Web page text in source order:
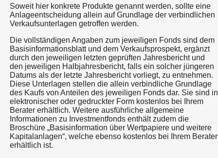
Soweit hier konkrete Produkte genannt werden, sollte eine
Anlageentscheidung allein auf Grundlage der verbindlichen
Verkaufsunterlagen getroffen werden.
Die vollständigen Angaben zum jeweiligen Fonds sind dem
Basisinformationsblatt und dem Verkaufsprospekt, ergänzt
durch den jeweiligen letzten geprüften Jahresbericht und
den jeweiligen Halbjahresbericht, falls ein solcher jüngeren
Datums als der letzte Jahresbericht vorliegt, zu entnehmen.
Diese Unterlagen stellen die allein verbindliche Grundlage
des Kaufs von Anteilen des jeweiligen Fonds dar. Sie sind in
elektronischer oder gedruckter Form kostenlos bei Ihrem
Berater erhältlich. Weitere ausführliche allgemeine
Informationen zu Investmentfonds enthält zudem die
Broschüre „Basisinformation über Wertpapiere und weitere
Kapitalanlagen“, welche ebenso kostenlos bei Ihrem Berater
erhältlich ist.